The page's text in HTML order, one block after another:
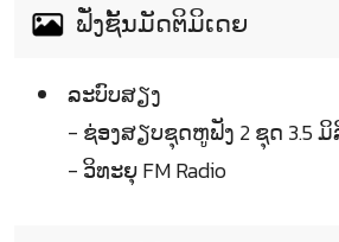
ຟັ່ງຊັ້ນມັດຕິມິເດຍ
ລະບົບສຽງ
- ຊ່ອງສຽບຊຸດຫູຟັງ 2 ຊຸດ 3.5
- ວິທະຍຸ FM Radio